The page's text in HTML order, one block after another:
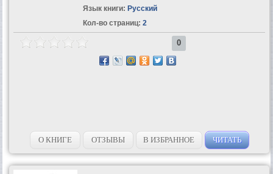
Язык книги: Русский
Кол-во страниц: 2
0
О КНИГЕ ОТЗЫВЫ В ИЗБРАННОЕ ЧИТАТЬ